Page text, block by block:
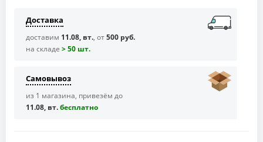
Доставка
доставим 11.08, вт., от500 руб.
на складе > 50 шт.
Самовывоз
из 1 магазина, привезём до
11.08, вт.бесплaтно